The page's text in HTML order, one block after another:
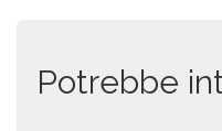
Potrebbe